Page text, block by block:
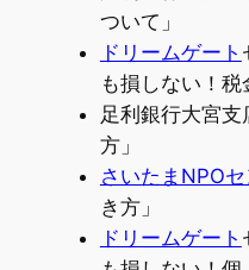
ついて」
ドリームゲート
も損しない！税
足利銀行大宮支
方」
さいたまNPO
き方」
ドリームゲート